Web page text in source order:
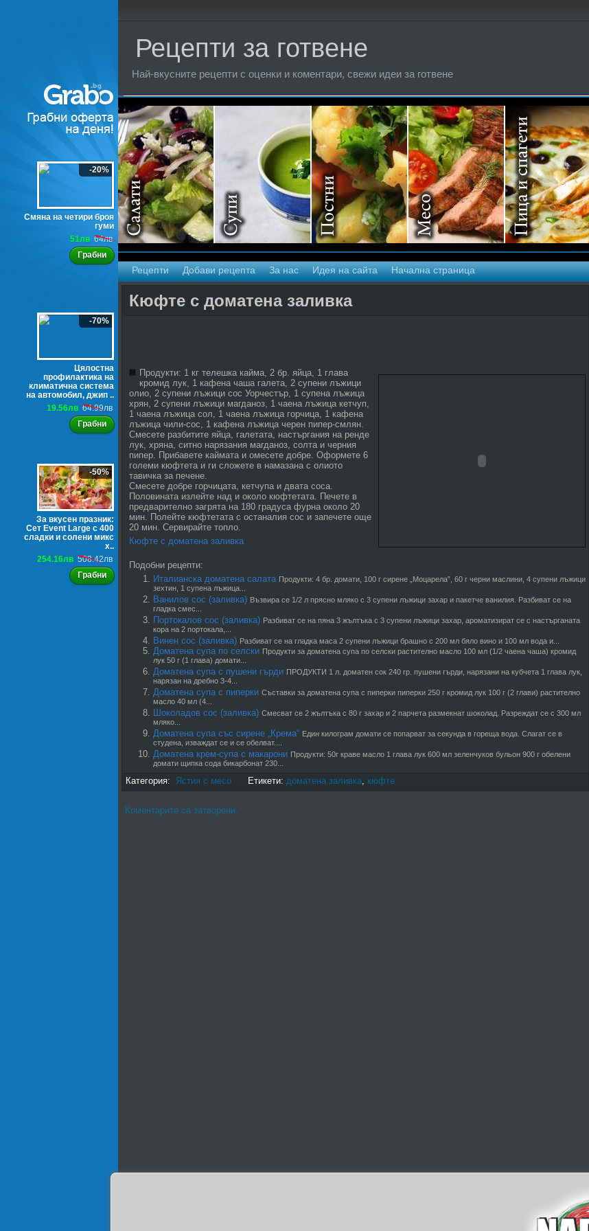
-20%
Смяна на четири броя
гуми
51лв 64лв
Грабни
-70%
Цялостна
профилактика на
климатична система
на автомобил, джип ..
19.56лв 64.99лв
Грабни
-50%
За вкусен празник:
Сет Event Large с 400
сладки и солени микс
х..
254.16лв 508.42лв
Грабни
Рецепти за готвене
Най-вкусните рецепти с оценки и коментари, свежи идеи за готвене
Торти
Рецепти Добави рецепта За нас Идея на сайта Начална страница
Кюфте с доматена заливка
Продукти: 1 кг телешка кайма, 2 бр. яйца, 1 глава
кромид лук, 1 кафена чаша галета, 2 супени лъжици
олио, 2 супени лъжици сос Уорчестър, 1 супена лъжица
хрян, 2 супени лъжици магданоз, 1 чаена лъжица кетчуп,
1 чаена лъжица сол, 1 чаена лъжица горчица, 1 кафена
лъжица чили-сос, 1 кафена лъжица черен пипер-смлян.
Смесете разбитите яйца, галетата, настъргания на ренде
лук, хряна, ситно нарязания магданоз, солта и черния
пипер. Прибавете каймата и омесете добре. Оформете 6
големи кюфтета и ги сложете в намазана с олиото
тавичка за печене.
Смесете добре горчицата, кетчупа и двата соса.
Половината излейте над и около кюфтетата. Печете в
предварително загрята на 180 градуса фурна около 20
мин. Полейте кюфтетата с останалия сос и запечете още
20 мин. Сервирайте топло.
Кюфте с доматена заливка
Подобни рецепти:
Италианска доматена салата Продукти: 4 бр. домати, 100 г сирене „Моцарела”, 60 г черни маслини, 4 супени лъжици
зехтин, 1 супена лъжица...
Ванилов сос (заливка) Възвира се 1/2 л прясно мляко с 3 супени лъжици захар и пакетче ванилия. Разбиват се на
гладка смес...
Портокалов сос (заливка) Разбиват се на пяна 3 жълтъка с 3 супени лъжици захар, ароматизират се с настърганата
кора на 2 портокала,...
Винен сос (заливка) Разбиват се на гладка маса 2 супени лъжици брашно с 200 мл бяло вино и 100 мл вода и...
Доматена супа по селски Продукти за доматена супа по селски растително масло 100 мл (1/2 чаена чаша) кромид
лук 50 г (1 глава) домати...
Доматена супа с пушени гърди ПРОДУКТИ 1 л. доматен сок 240 гр. пушени гърди, нарязани на кубчета 1 глава лук,
нарязан на дребно 3-4...
Доматена супа с пиперки Съставки за доматена супа с пиперки пиперки 250 г кромид лук 100 г (2 глави) растително
масло 40 мл (4...
Шоколадов сос (заливка) Смесват се 2 жълтъка с 80 г захар и 2 парчета размекнат шоколад. Разреждат се с 300 мл
мляко...
Доматена супа със сирене „Крема“ Един килограм домати се попар­ват за секунда в гореща во­да. Слагат се в
студена, изваждат се и се обелват....
Доматена крем-супа с макарони Продукти: 50г краве масло 1 глава лук 600 мл зеленчуков бульон 900 г обелени
домати щипка сода бикарбонат 230...
Категория: Ястия с месо Етикети: доматена заливка, кюфте
Коментарите са затворени.